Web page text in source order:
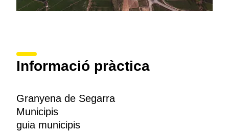
Informació pràctica
Granyena de Segarra
Municipis
guia municipis